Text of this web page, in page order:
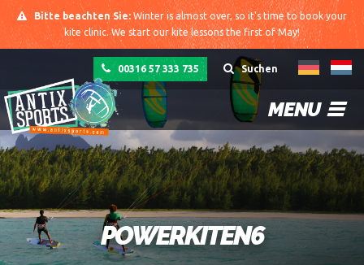
Bitte beachten Sie: Winter is almost over, so it's time to book your
kite clinic. We start our kite lessons the first of May!
Suchen
00316 57 333 735
MENU
POWERKITEN6